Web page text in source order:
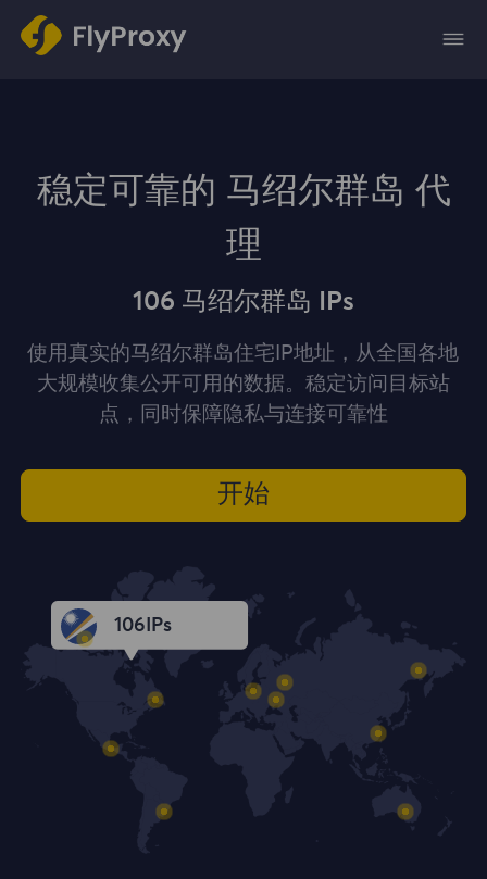
稳定可靠的 马绍尔群岛 代
理
106 马绍尔群岛 IPs
使用真实的马绍尔群岛住宅IP地址，从全国各地
大规模收集公开可用的数据。稳定访问目标站
点，同时保障隐私与连接可靠性
开始
106 IPs